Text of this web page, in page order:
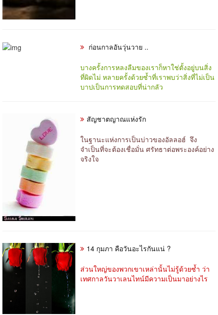
ก่อนกาลอันวุ่นวาย ..
บางครั้งการหลงลืมของเราก็หาใช่ตั้งอยู่บนสิ่ง
ที่ผิดไม่ หลายครั้งด้วยซ้ำที่เราพบว่าสิ่งที่ไม่เป็น
บาปเป็นการทดสอบที่น่ากลัว
สัญชาตญาณแห่งรัก
ในฐานะแห่งการเป็นบ่าวของอัลลอฮ์ จึง
จำเป็นที่จะต้องเชื่อมั่น ศรัทธาต่อพระองค์อย่าง
จริงใจ
14 กุมภา คือวันอะไรกันแน่ ?
ส่วนใหญ่ของพวกเขาเหล่านั้นไม่รู้ด้วยซ้ำ ว่า
เทศกาลวันวาเลนไทน์มีความเป็นมาอย่างไร